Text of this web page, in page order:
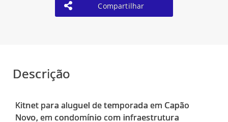
Compartilhar
Descrição
Kitnet para aluguel de temporada em Capão
Novo, em condomínio com infraestrutura